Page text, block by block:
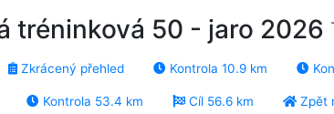
tréninková 50 - jaro 2026
Zkrácený přehled Kontrola 10.9 km
Kontrola 53.4 km Cíl 56.6 km Zpět